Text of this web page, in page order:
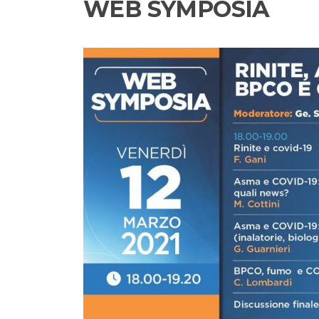
WEB SYMPOSIA